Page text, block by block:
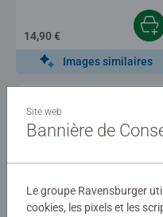
14,90 €
Images similaires
Site web
Bannière de
Le groupe Ravensburger
cookies, les pixels et les